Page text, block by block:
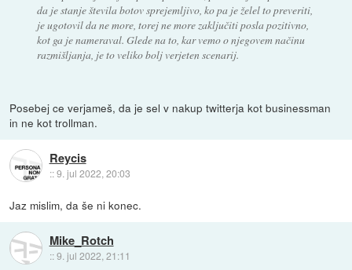
da je stanje števila botov sprejemljivo, ko pa je želel to preveriti,
je ugotovil da ne more, torej ne more zaključiti posla pozitivno,
kot ga je nameraval. Glede na to, kar vemo o njegovem načinu
razmišljanja, je to veliko bolj verjeten scenarij.
Posebej ce verjameš, da je sel v nakup twitterja kot businessman
in ne kot trollman.
Reycis
::9. jul 2022, 20:03
Jaz mislim, da še ni konec.
Mike_Rotch
::9. jul 2022, 21:11